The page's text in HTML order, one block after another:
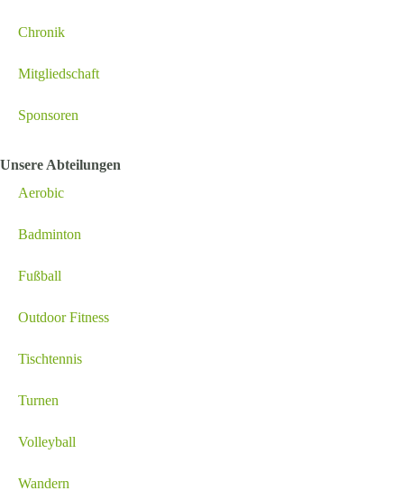
Chronik
Mitgliedschaft
Sponsoren
Unsere Abteilungen
Aerobic
Badminton
Fußball
Outdoor Fitness
Tischtennis
Turnen
Volleyball
Wandern